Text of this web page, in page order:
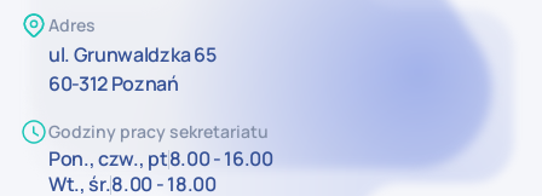
Adres
ul. Grunwaldzka 65
60-312 Poznań
Godziny pracy sekretariatu
Pon., czw., pt8.00 - 16.00
Wt., śr.8.00 - 18.00